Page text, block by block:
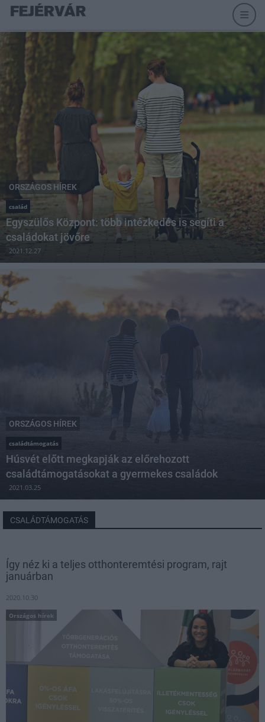
ORSZÁGOS HÍREK
család
Egyszülős Központ: több intézkedés is segíti a
családokat jövőre
2021.12.27
ORSZÁGOS HÍREK
családtámogatás
Húsvét előtt megkapják az előrehozott
családtámogatásokat a gyermekes családok
2021.03.25
CSALÁDTÁMOGATÁS
Így néz ki a teljes otthonteremtési program, rajt
januárban
2020.10.30
Országos hírek